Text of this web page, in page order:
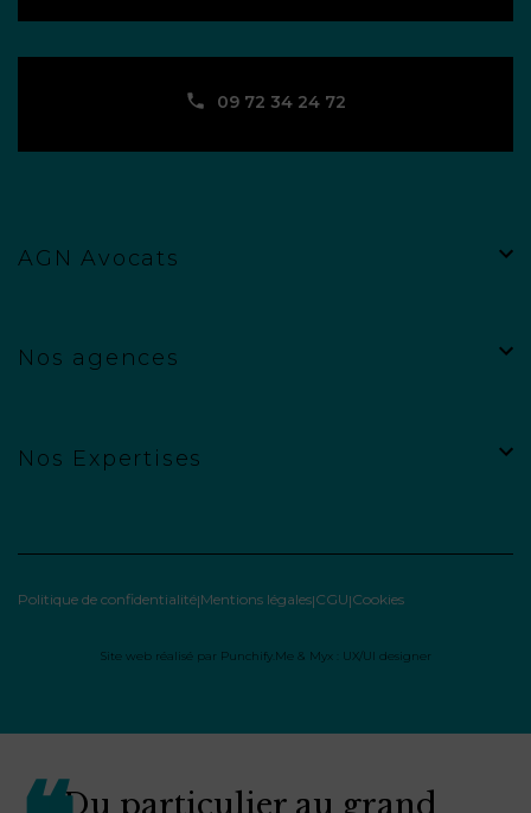
09 72 34 24 72
AGN Avocats
Nos agences
Nos Expertises
Politique de confidentialité Mentions légales CGU Cookies
Site web réalisé par Punchify.Me & Myx : UX/UI designer
Du particulier au grand